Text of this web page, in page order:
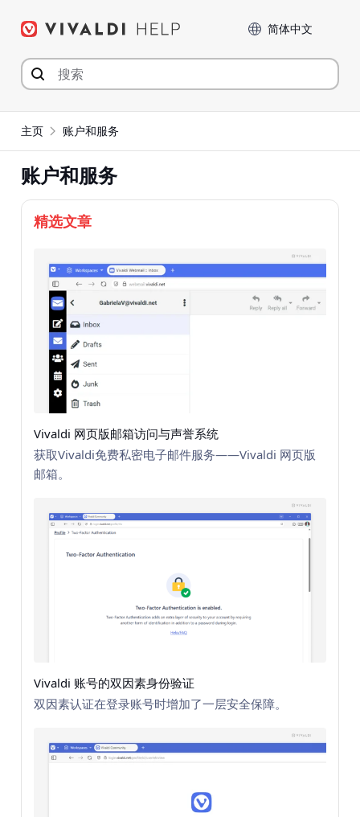
Language
主页 账户和服务
账户和服务
精选文章
Vivaldi 网页版邮箱访问与声誉系统
获取Vivaldi免费私密电子邮件服务——Vivaldi 网页版
邮箱。
Vivaldi 账号的双因素身份验证
双因素认证在登录账号时增加了一层安全保障。